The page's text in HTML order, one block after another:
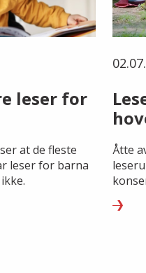
leser for
at de fleste
leser for barna
Åtte